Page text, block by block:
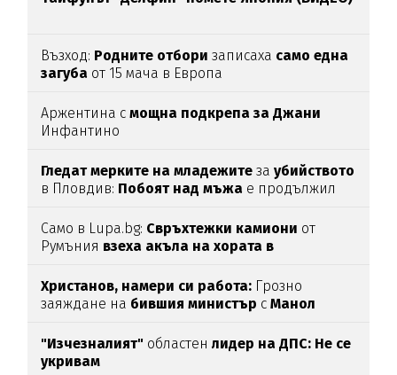
Възход: Родните отбори записаха само една
загуба от 15 мача в Европа
Аржентина смощна подкрепа за Джани
Инфантино
Гледат мерките на младежите за убийството
в Пловдив: Побоят над мъжа е продължил
Само в Lupa.bg: Свръхтежки камиони от
Румъния взеха акъла на хората в
Христанов, намери си работа: Грозно
заяждане на бившия министър сМанол
"Изчезналият" областен лидер на ДПС: Не се
укривам